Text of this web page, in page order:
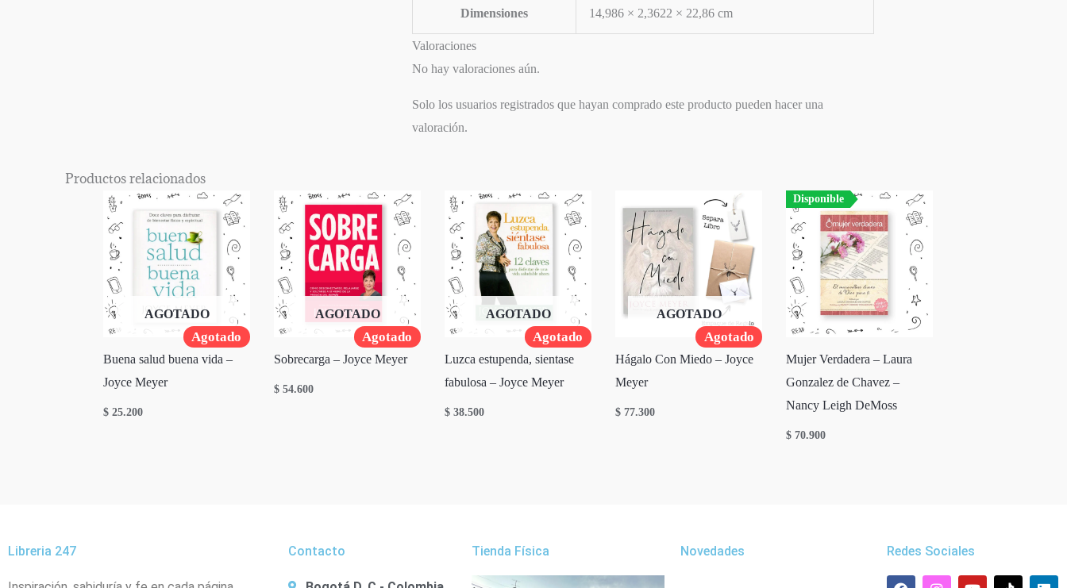
Dimensiones 14,986 × 2,3622 × 22,86 cm
Valoraciones
No hay valoraciones aún.
Solo los usuarios registrados que hayan comprado este producto pueden hacer una
valoración.
Productos relacionados
Agotado
AGOTADO
Buena salud buena vida –
Joyce Meyer
$ 25.200
Agotado
AGOTADO
Sobrecarga – Joyce Meyer
$ 54.600
Agotado
AGOTADO
Luzca estupenda, sientase
fabulosa – Joyce Meyer
$ 38.500
Agotado
AGOTADO
Hágalo Con Miedo – Joyce
Meyer
$ 77.300
Disponible
Mujer Verdadera – Laura
Gonzalez de Chavez –
Nancy Leigh DeMoss
$ 70.900
Libreria 247 Contacto Tienda Física Novedades Redes Sociales
F
I
Y
L
W